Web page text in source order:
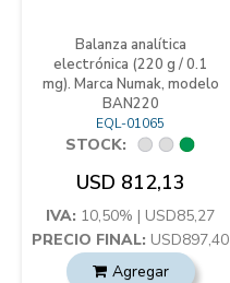
Balanza analítica
electrónica (220 g / 0.1
mg). Marca Numak, modelo
BAN220
EQL-01065
STOCK:
USD 812,13
IVA: 10,50% | USD85,27
PRECIO FINAL: USD897,40
Agregar